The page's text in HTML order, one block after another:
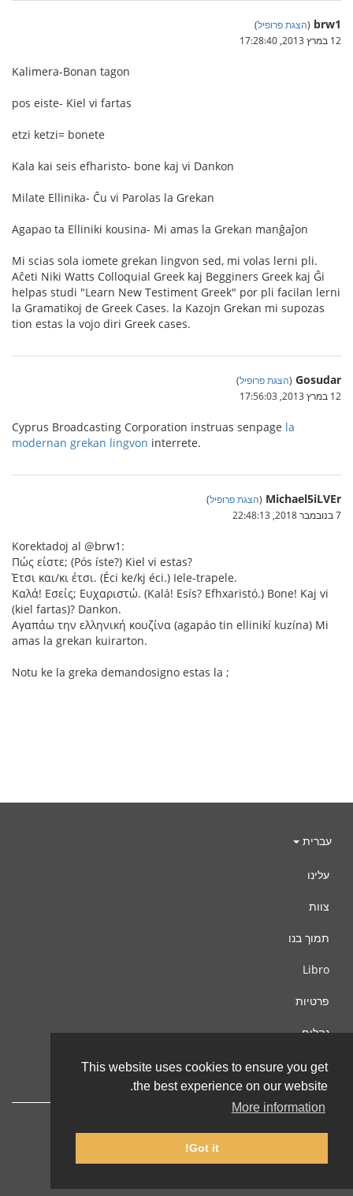
This website uses cookies to ensure you get
the best experience on our website.
More information
Got it!
brw1
(הצגת פרופיל)
12 במרץ 2013, 17:28:40
Kalimera-Bonan tagon
pos eiste- Kiel vi fartas
etzi ketzi= bonete
Kala kai seis efharisto- bone kaj vi Dankon
Milate Ellinika- Ĉu vi Parolas la Grekan
Agapao ta Elliniki kousina- Mi amas la Grekan manĝaĵon
Mi scias sola iomete grekan lingvon sed, mi volas lerni pli.
Aĉeti Niki Watts Colloquial Greek kaj Begginers Greek kaj Ĝi
helpas studi "Learn New Testiment Greek" por pli facilan lerni
la Gramatikoj de Greek Cases. la Kazojn Grekan mi supozas
tion estas la vojo diri Greek cases.
Gosudar
(הצגת פרופיל)
12 במרץ 2013, 17:56:03
Cyprus Broadcasting Corporation instruas senpage la
modernan grekan lingvon interrete.
Michael5iLVEr
(הצגת פרופיל)
7 בנובמבר 2018, 22:48:13
Korektadoj al @brw1:
Πώς είστε; (Pós íste?) Kiel vi estas?
Έτσι και/κι έτσι. (Éci ke/kj éci.) Iele-trapele.
Καλά! Εσείς; Ευχαριστώ. (Kalá! Esís? Efhxaristó.) Bone! Kaj vi
(kiel fartas)? Dankon.
Αγαπάω την ελληνική κουζίνα (agapáo tin ellinikí kuzína) Mi
amas la grekan kuirarton.
Notu ke la greka demandosigno estas la ;
עברית
עלינו
צוות
תמוך בנו
Libro
פרטיות
נהלים
צור קשר
© 2002-2026 lernu.net |Impressum